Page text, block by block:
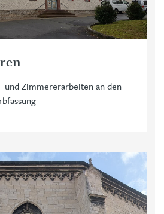
und Zimmererarbeiten an den